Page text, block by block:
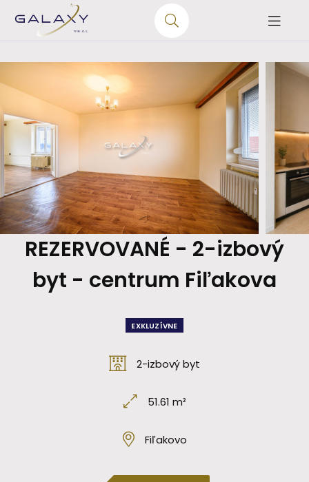
REZERVOVANÉ - 2-izbový
byt - centrum Fiľakova
EXKLUZÍVNE
2-izbový byt
51.61 m²
Fiľakovo